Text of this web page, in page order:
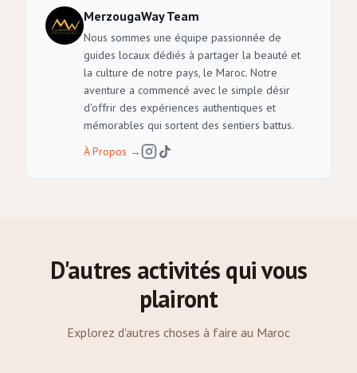
MerzougaWay Team
Nous sommes une équipe passionnée de
guides locaux dédiés à partager la beauté et
la culture de notre pays, le Maroc. Notre
aventure a commencé avec le simple désir
d'offrir des expériences authentiques et
mémorables qui sortent des sentiers battus.
À Propos →
D'autres activités qui vous
plairont
Explorez d'autres choses à faire au Maroc